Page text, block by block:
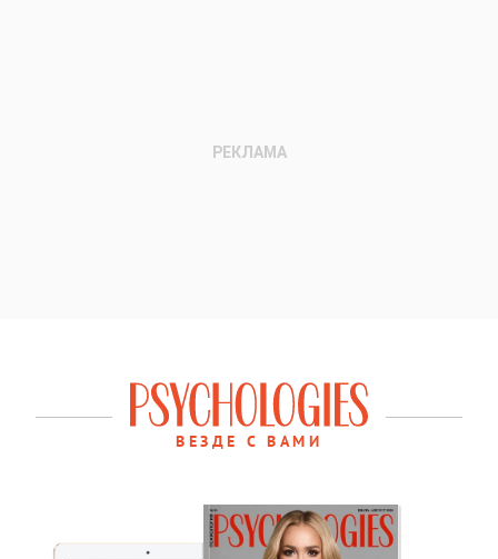
ВЕЗДЕ С ВАМИ